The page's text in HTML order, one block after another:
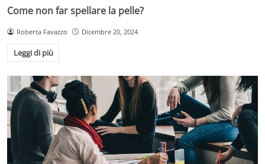
Come non far spellare la pelle?
Roberta Favazzo Dicembre 20, 2024
Leggi di più